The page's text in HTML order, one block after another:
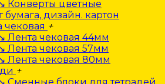
цветные
бумага, дизайн. картон
чековая +
чековая 44мм
чековая 57мм
чековая 80мм
+